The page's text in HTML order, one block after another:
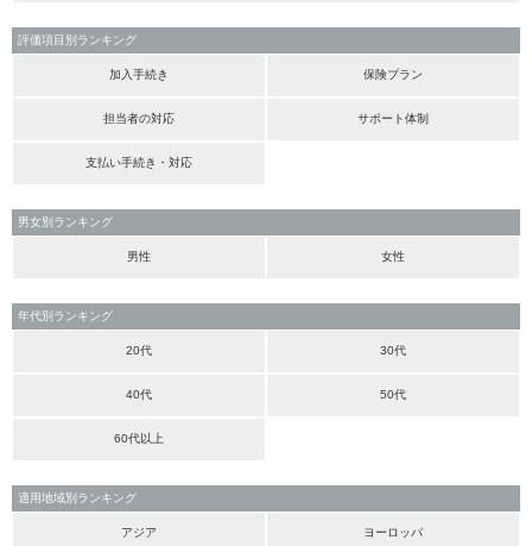
評価項目別ランキング
加入手続き 保険プラン
担当者の対応 サポート体制
支払い手続き・対応
男女別ランキング
男性 女性
年代別ランキング
20代 30代
40代 50代
60代以上
適用地域別ランキング
アジア ヨーロッパ